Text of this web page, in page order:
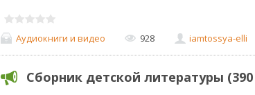
Аудиокниги и видео 928 iamtossya-elli
Сборник детской литературы